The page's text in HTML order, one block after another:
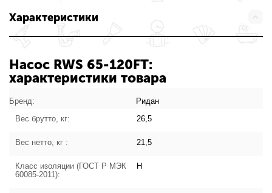
Характеристики
Насос RWS 65-120FT:
характеристики товара
Бренд:
Ридан
Вес брутто, кг:
26,5
Вес нетто, кг : 21,5
Класс изоляции (ГОСТ Р МЭК
60085-2011):
H